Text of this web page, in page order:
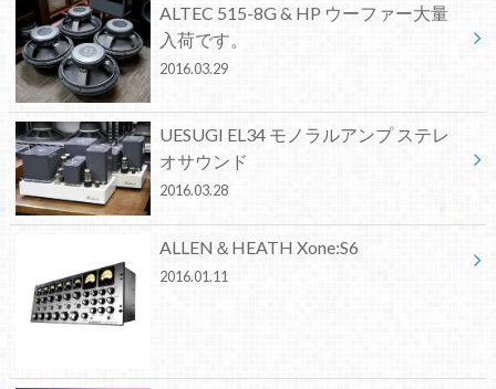
ALTEC 515-8G & HP ウーファー大量
入荷です。
2016.03.29
UESUGI EL34 モノラルアンプ ステレ
オサウンド
2016.03.28
ALLEN＆HEATH Xone:S6
2016.01.11